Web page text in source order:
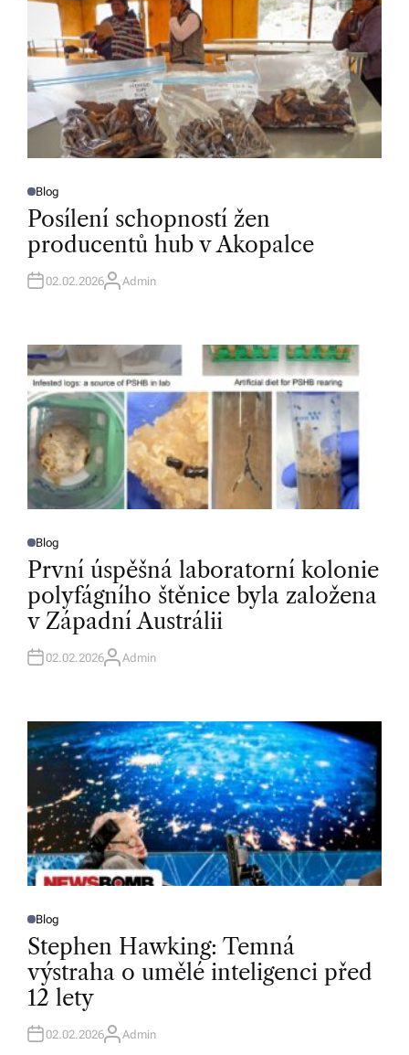
P
O
E
D
N
Blog
Posílení schopností žen
producentů hub v Akopalce
02.02.2026A
R
Admin
P
O
E
D
I
N
Blog
První úspěšná laboratorní kolonie
polyfágního štěnice byla založena
v Západní Austrálii
02.02.2026A
R
Admin
P
O
S
E
D
I
N
Blog
Stephen Hawking: Temná
výstraha o umělé inteligenci před
12 lety
02.02.2026A
Admin